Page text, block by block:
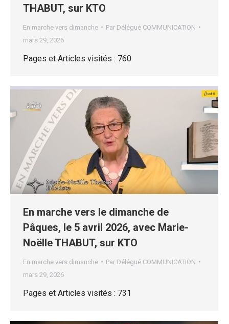
THABUT, sur KTO
En marche vers dimanche Par Délégué COMMUNICATION
mars 29, 2026
Pages et Articles visités : 760
En marche vers le dimanche de
Pâques, le 5 avril 2026, avec Marie-
Noëlle THABUT, sur KTO
En marche vers dimanche Par Délégué COMMUNICATION
mars 29, 2026
Pages et Articles visités : 731